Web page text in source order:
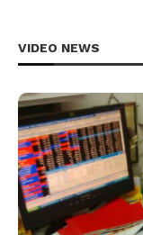
VIDEO NEWS